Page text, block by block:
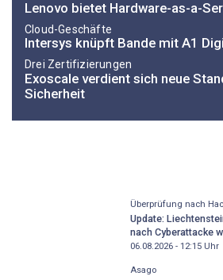
Lenovo bietet Hardware-as-a-
Cloud-Geschäfte
Intersys knüpft Bande mit A1
Drei Zertifizierungen
Exoscale verdient sich neue
Sicherheit
Überprüfung nach
Update:
nach Cyberattacke
06.08.2026 - 12:15Uhr
Asago